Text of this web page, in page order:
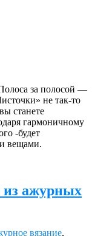
за полосой —
не так-то
станете
гармоничному
-будет
вещами.
из ажурных
вязание,